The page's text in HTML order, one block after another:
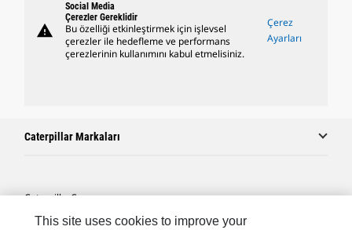
warning
Social Media
Çerezler Gereklidir
Bu özelliği etkinleştirmek için işlevsel
çerezler ile hedefleme ve performans
çerezlerinin kullanımını kabul etmelisiniz.
Çerez
Ayarları
Caterpillar Markaları
Caterpillar.com
Caterpillar Müşteri Hizmetleri Ve Iletişim
This site uses cookies to improve your